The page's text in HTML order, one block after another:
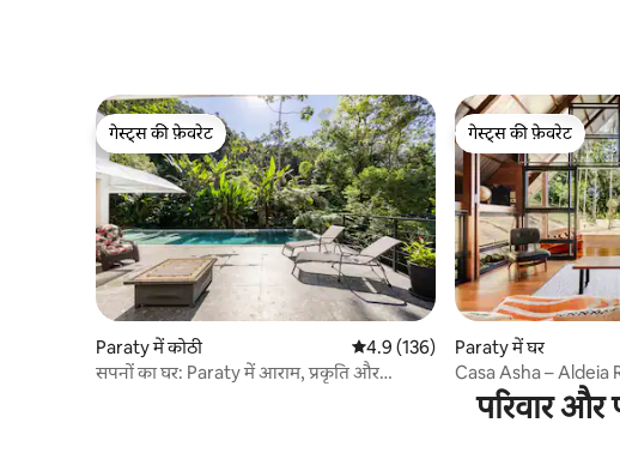
गेस्ट्स की फ़ेवरेट
गेस्ट्स की फ़ेवरेट
Paraty में कोठी औसत रेटिंग 5 में से 4.9, 136 समीक्षाएँ
4.9 (136)
सपनों का घर: Paraty में आराम, प्रकृति और
गेस्ट्स की फ़ेवरेट
गेस्ट्स की फ़ेवरेट
Paraty में घर
Casa Asha – Aldeia
साथ डिज़ाइन
परिवार और